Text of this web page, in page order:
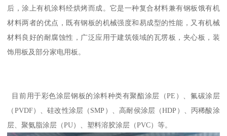
后，涂上有机涂料经烘烤而成。它是一种复合材料兼有钢板饿有机
材料两者的优点，既有钢板的机械强度和易成型的性能，又有机械
材料良好的耐腐蚀性，广泛应用于建筑领域的瓦塄板，夹心板，装
饰用板及部分家电用板。
目前用于彩色涂层钢板的涂料种类有聚酯涂层（PE）、氟碳涂层
（PVDF）、硅改性涂层（SMP）、高耐侯涂层（HDP）、丙稀酸涂
层、聚氨脂涂层（PU）、塑料溶胶涂层（PVC）等。